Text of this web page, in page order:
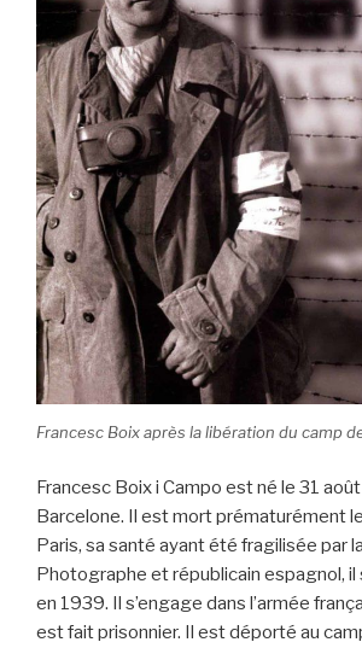
Francesc Boix après la libération du camp
Francesc Boix i Campo est né le 31
Barcelone. Il est mort prématurément
Paris, sa santé ayant été fragilisée par
Photographe et républicain espagnol, il
en 1939. Il s’engage dans l’armée
est fait prisonnier. Il est déporté au